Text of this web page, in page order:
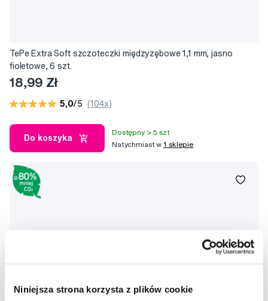
Niniejsza strona korzysta z plików cookie
TePe Extra Soft szczoteczki międzyzębowe 1,1 mm, jasno
fioletowe, 6 szt.
18,99 Zł
5,0/5 (104x)
Do koszyka
Dostępny > 5 szt
Natychmiast w1 sklepie